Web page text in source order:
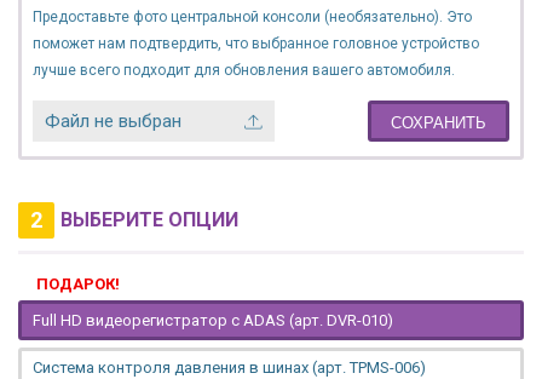
Предоставьте фото центральной консоли (необязательно). Это
поможет нам подтвердить, что выбранное головное устройство
лучше всего подходит для обновления вашего автомобиля.
Файл не выбран СОХРАНИТЬ
2 ВЫБЕРИТЕ ОПЦИИ
ПОДАРОК!
Full HD видеорегистратор с ADAS (арт. DVR-010)
Система контроля давления в шинах (арт. TPMS-006)